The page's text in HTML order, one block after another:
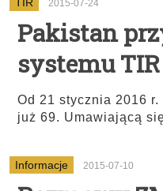
2015-07-24
Pakistan
systemu TIR
Od 21 stycznia 2016
już 69. Umawiającą
Informacje 2015-07-10